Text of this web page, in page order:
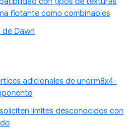
flotante como combinables
Dawn
adicionales de unorm8x4-
límites desconocidos con